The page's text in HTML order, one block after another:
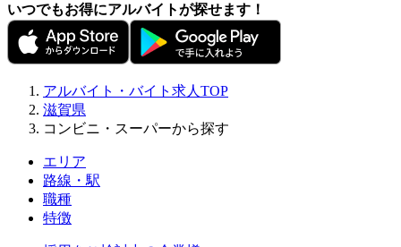
いつでもお得にアルバイトが探せます！
アルバイト・バイト求人TOP
滋賀県
コンビニ・スーパーから探す
エリア
路線・駅
職種
特徴